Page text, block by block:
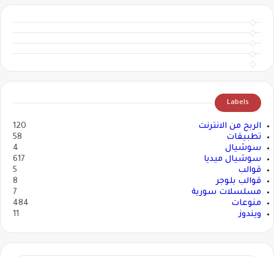
Labels
الربح من الانترنت
120
تطبيقات
58
سوشيال
4
سوشيال ميديا
617
قوالب
5
قوالب بلوجر
8
مسلسلات سورية
7
منوعات
484
ويندوز
11